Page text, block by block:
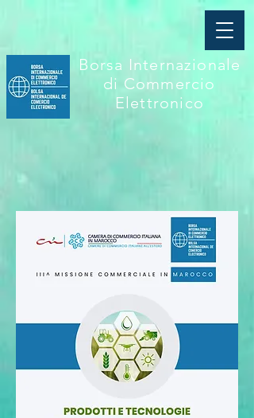
Borsa Internazionale
di Commercio
Elettronico